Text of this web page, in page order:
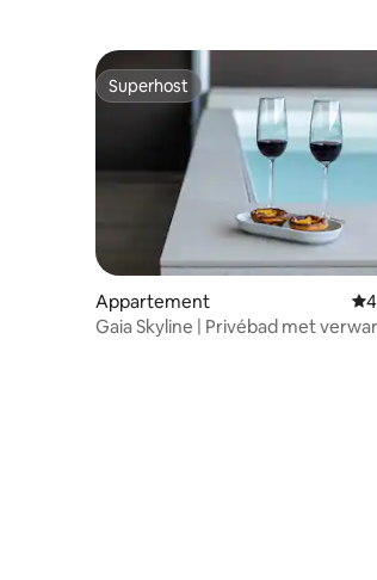
Superhost
Superhost
Appartement
Gaia Skyline | Privébad met